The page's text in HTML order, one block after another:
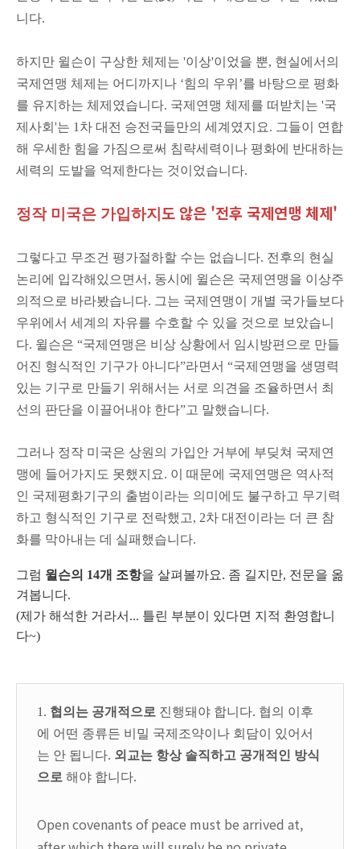
니다.
하지만 윌슨이 구상한 체제는 '이상'이었을 뿐, 현실에서의
국제연맹 체제는 어디까지나 ‘힘의 우위’를 바탕으로 평화
를 유지하는 체제였습니다. 국제연맹 체제를 떠받치는 '국
제사회'는 1차 대전 승전국들만의 세계였지요. 그들이 연합
해 우세한 힘을 가짐으로써 침략세력이나 평화에 반대하는
세력의 도발을 억제한다는 것이었습니다.
정작 미국은 가입하지 도 않은 '전후 국제연맹 체제'
그렇다고 무조건 평가절하할 수는 없습니다. 전후의 현실
논리에 입각해있으면서, 동시에 윌슨은 국제연맹을 이상주
의적으로 바라봤습니다. 그는 국제연맹이 개별 국가들보다
우위에서 세계의 자유를 수호할 수 있을 것으로 보았습니
다. 윌슨은 “국제연맹은 비상 상황에서 임시방편으로 만들
어진 형식적인 기구가 아니다”라면서 “국제연맹을 생명력
있는 기구로 만들기 위해서는 서로 의견을 조율하면서 최
선의 판단을 이끌어내야 한다”고 말했습니다.
그러나 정작 미국은 상원의 가입안 거부에 부딪쳐 국제연
맹에 들어가지도 못했지요. 이 때문에 국제연맹은 역사적
인 국제평화기구의 출범이라는 의미에도 불구하고 무기력
하고 형식적인 기구로 전락했고, 2차 대전이라는 더 큰 참
화를 막아내는 데 실패했습니다.
그럼 윌슨의 14개 조항을 살펴볼까요. 좀 길지만, 전문을 옮
겨봅니다.
(제가 해석한 거라서... 틀린 부분이 있다면 지적 환영합니
다~)
1. 협의는 공개적으로 진행돼야 합니다. 협의 이후
에 어떤 종류든 비밀 국제조약이나 회담이 있어서
는 안 됩니다. 외교는 항상 솔직하고 공개적인 방식
으로 해야 합니다.
Open covenants of peace must be arrived at,